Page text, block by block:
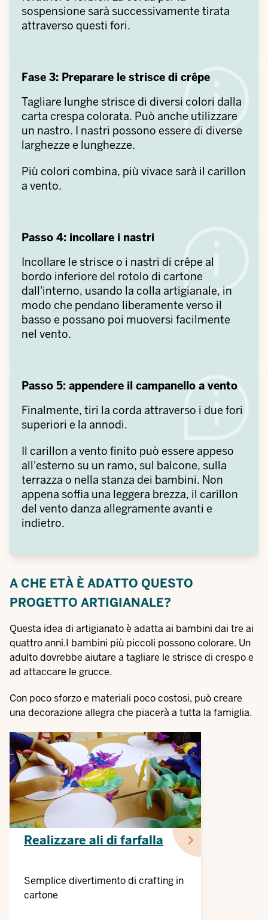
sospensione sarà successivamente tirata
attraverso questi fori.
Fase 3: Preparare le strisce di crêpe
Tagliare lunghe strisce di diversi colori dalla
carta crespa colorata. Può anche utilizzare
un nastro. I nastri possono essere di diverse
larghezze e lunghezze.
Più colori combina, più vivace sarà il carillon
a vento.
Passo 4: incollare i nastri
Incollare le strisce o i nastri di crêpe al
bordo inferiore del rotolo di cartone
dall'interno, usando la colla artigianale, in
modo che pendano liberamente verso il
basso e possano poi muoversi facilmente
nel vento.
Passo 5: appendere il campanello a vento
Finalmente, tiri la corda attraverso i due fori
superiori e la annodi.
Il carillon a vento finito può essere appeso
all'esterno su un ramo, sul balcone, sulla
terrazza o nella stanza dei bambini. Non
appena soffia una leggera brezza, il carillon
del vento danza allegramente avanti e
indietro.
A CHE ETÀ È ADATTO QUESTO
PROGETTO ARTIGIANALE?
Questa idea di artigianato è adatta ai bambini dai tre ai
quattro anni.I bambini più piccoli possono colorare. Un
adulto dovrebbe aiutare a tagliare le strisce di crespo e
ad attaccare le grucce.
Con poco sforzo e materiali poco costosi, può creare
una decorazione allegra che piacerà a tutta la famiglia.
Realizzare ali di farfalla
Semplice divertimento di crafting in
cartone